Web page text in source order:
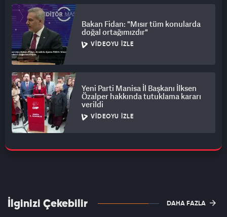
Bakan Fidan: "Mısır tüm konularda
doğal ortağımızdır"
VIDEOYU İZLE
Yeni Parti Manisa İl Başkanı İlksen
Özalper hakkında tutuklama kararı
verildi
VIDEOYU İZLE
İlginizi Çekebilir DAHA FAZLA